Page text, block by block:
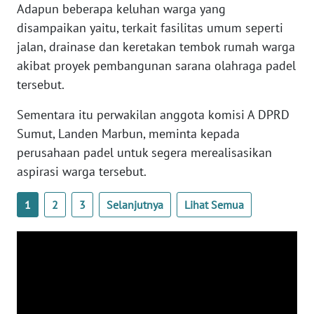
Adapun beberapa keluhan warga yang
disampaikan yaitu, terkait fasilitas umum seperti
jalan, drainase dan keretakan tembok rumah warga
akibat proyek pembangunan sarana olahraga padel
tersebut.
Sementara itu perwakilan anggota komisi A DPRD
Sumut, Landen Marbun, meminta kepada
perusahaan padel untuk segera merealisasikan
aspirasi warga tersebut.
1 2 3 Selanjutnya Lihat Semua
NUSANTARA
WN
JOGJA
JATIM
WN
BALI
KALBAR